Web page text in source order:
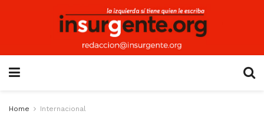
Home Internacional